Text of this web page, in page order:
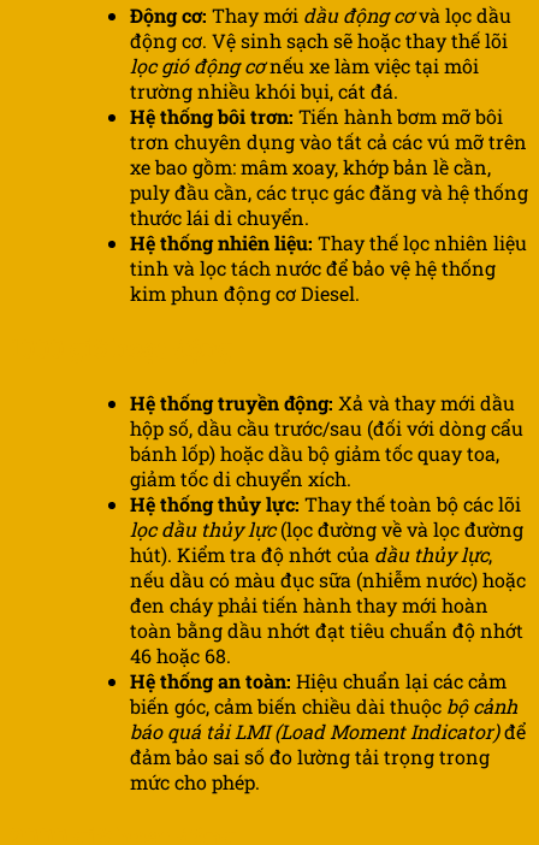
Động cơ: Thay mới dầu động cơvà lọc dầu
động cơ. Vệ sinh sạch sẽ hoặc thay thế lõi
lọc gió động cơnếu xe làm việc tại môi
trường nhiều khói bụi, cát đá.
Hệ thống bôi trơn: Tiến hành bơm mỡ bôi
trơn chuyên dụng vào tất cả các vú mỡ trên
xe bao gồm: mâm xoay, khớp bản lề cần,
puly đầu cần, các trục gác đăng và hệ thống
thước lái di chuyển.
Hệ thống nhiên liệu: Thay thế lọc nhiên liệu
tinh và lọc tách nước để bảo vệ hệ thống
kim phun động cơ Diesel.
Hệ thống truyền động: Xả và thay mới dầu
hộp số, dầu cầu trước/sau (đối với dòng cẩu
bánh lốp) hoặc dầu bộ giảm tốc quay toa,
giảm tốc di chuyển xích.
Hệ thống thủy lực: Thay thế toàn bộ các lõi
lọc dầu thủy lực(lọc đường về và lọc đường
hút). Kiểm tra độ nhớt của dầu thủy lực,
nếu dầu có màu đục sữa (nhiễm nước) hoặc
đen cháy phải tiến hành thay mới hoàn
toàn bằng dầu nhớt đạt tiêu chuẩn độ nhớt
46 hoặc 68.
Hệ thống an toàn: Hiệu chuẩn lại các cảm
biến góc, cảm biến chiều dài thuộc bộ cảnh
báo quá tải LMI (Load Moment Indicator)để
đảm bảo sai số đo lường tải trọng trong
mức cho phép.